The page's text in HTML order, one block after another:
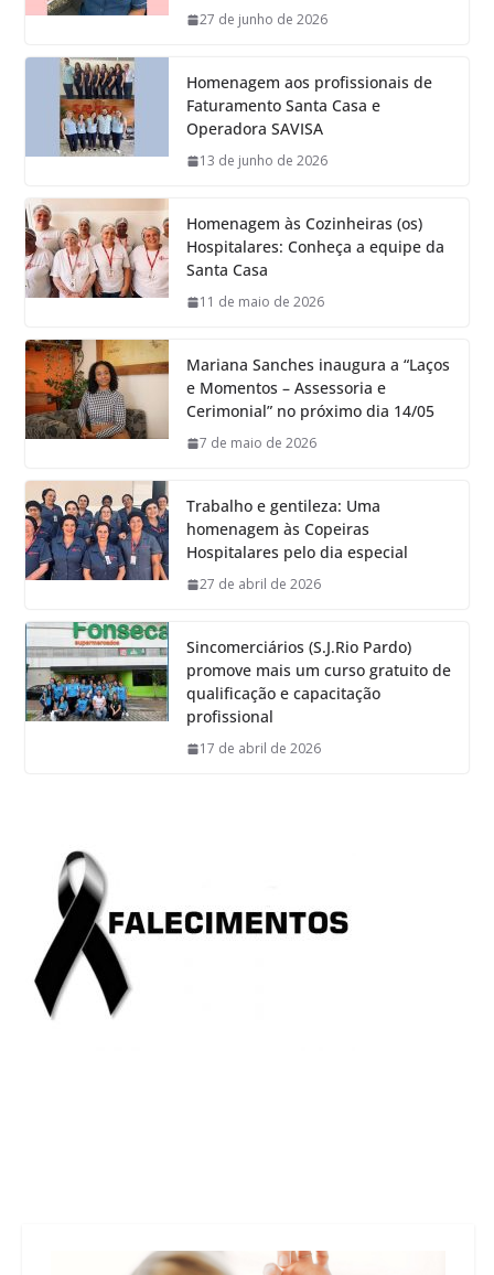
27 de junho de 2026
Homenagem aos profissionais de
Faturamento Santa Casa e
Operadora SAVISA
13 de junho de 2026
Homenagem às Cozinheiras (os)
Hospitalares: Conheça a equipe da
Santa Casa
11 de maio de 2026
Mariana Sanches inaugura a “Laços
e Momentos – Assessoria e
Cerimonial” no próximo dia 14/05
7 de maio de 2026
Trabalho e gentileza: Uma
homenagem às Copeiras
Hospitalares pelo dia especial
27 de abril de 2026
Sincomerciários (S.J.Rio Pardo)
promove mais um curso gratuito de
qualificação e capacitação
profissional
17 de abril de 2026